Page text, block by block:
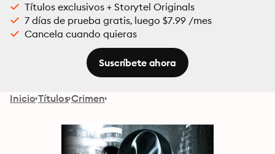
Títulos exclusivos + Storytel Originals
7 días de prueba gratis, luego $7.99 /mes
Cancela cuando quieras
Suscríbete ahora
Inicio Títulos Crimen